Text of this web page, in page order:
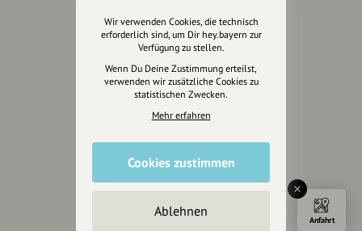
Anfahrt
Wir sind auch auf
Wir verwenden Cookies, die technisch
erforderlich sind, um Dir hey.bayern zur
Verfügung zu stellen.
Wenn Du Deine Zustimmung erteilst,
verwenden wir zusätzliche Cookies zu
statistischen Zwecken.
Mehr erfahren
Cookies zustimmen
Ablehnen